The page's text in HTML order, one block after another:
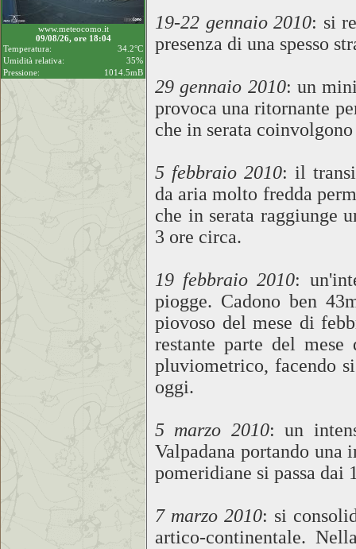
www.meteocomo.it
09/08/26, ore 18:04
Temperatura:
34.2°C
Umidità relativa:
35%
Pressione:
1014.5mB
19-22 gennaio 2010: si
presenza di una spesso
29 gennaio 2010: un
provoca una ritornante
che in serata
5 febbraio 2010: il
da aria molto fredda
che in serata raggiunge
3 ore circa.
19 febbraio 2010:
piogge. Cadono ben
piovoso del mese di
restante parte del mese
pluviometrico, facendo
oggi.
5 marzo 2010: un
Valpadana portando
pomeridiane si passa dai
7 marzo 2010: si
artico-continentale.